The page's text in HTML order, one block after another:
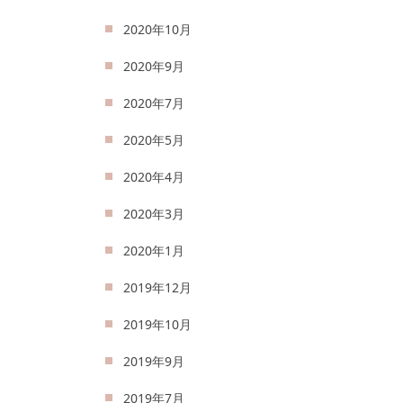
2020年10月
2020年9月
2020年7月
2020年5月
2020年4月
2020年3月
2020年1月
2019年12月
2019年10月
2019年9月
2019年7月